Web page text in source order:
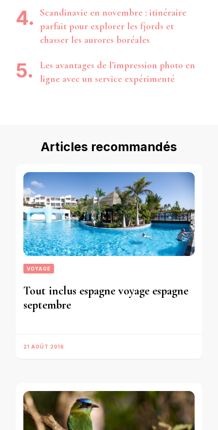
Scandinavie en novembre : itinéraire
parfait pour explorer les fjords et
chasser les aurores boréales
Les avantages de l’impression photo en
ligne avec un service expérimenté
Articles recommandés
VOYAGE
Tout inclus espagne voyage espagne
septembre
21 AOÛT 2016